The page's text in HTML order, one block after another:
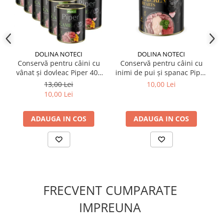
pentru o acceptare mai bună. Asigurați apă proaspătă
disponibilă permanent.
✔️ Compoziție:
Carne proaspătă de pui și vită, cereale ușor digerabile,
grăsimi animale, minerale, vitamine și fibre vegetale.
Ingrediente atent selecționate pentru o digestie optimă și
aport complet de nutrienți.
DOLINA NOTECI
Conservă pentru câini cu
vânat și dovleac Piper 400
gr
13,00 Lei
10,00 Lei
ADAUGA IN COS
DOLINA NOTECI
Conservă pentru câini cu
inimi de pui și spanac Piper
400 gr
10,00 Lei
ADAUGA IN COS
FRECVENT CUMPARATE
IMPREUNA